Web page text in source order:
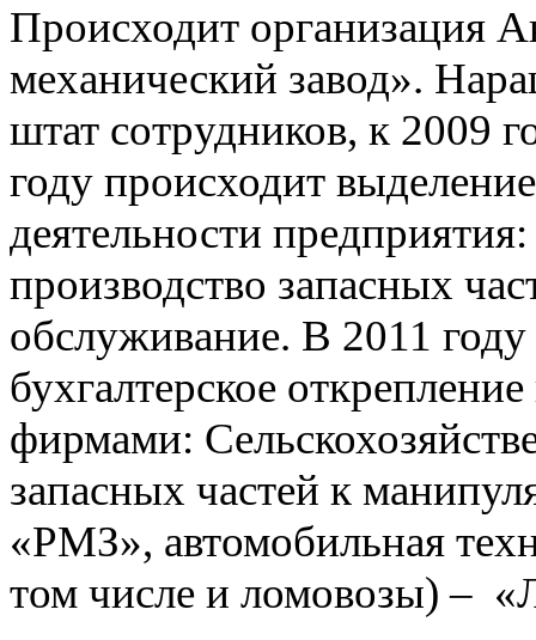
Происходит организация
механический завод».
штат сотрудников, к 2009
году происходит
деятельности
производство запасных
обслуживание. В 2011
бухгалтерское
фирмами:
запасных частей к
«РМЗ», автомобильная
том числе и ломовозы) –